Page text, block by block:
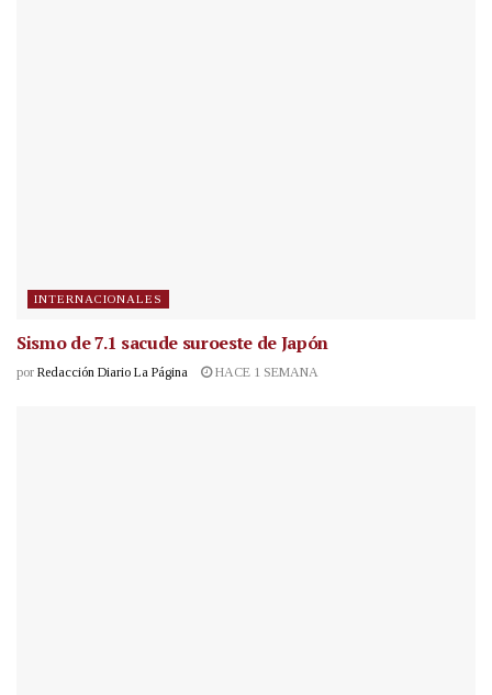
INTERNACIONALES
Sismo de 7.1 sacude suroeste de Japón
por Redacción Diario La Página HACE 1 SEMANA